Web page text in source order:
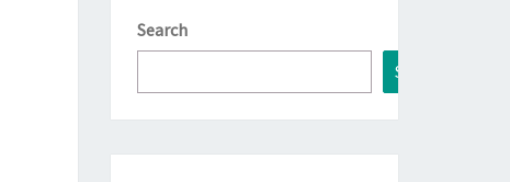
Search
Search